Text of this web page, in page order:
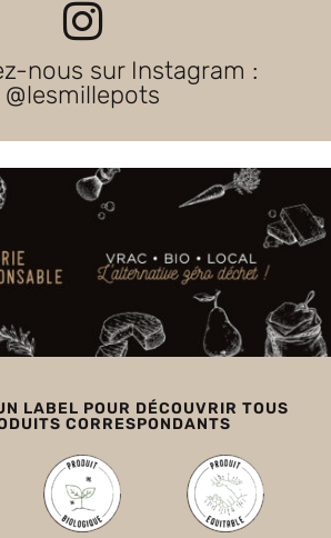
nous sur Instagram :
@lesmillepots
LABEL POUR DÉCOUVRIR TOUS
CORRESPONDANTS